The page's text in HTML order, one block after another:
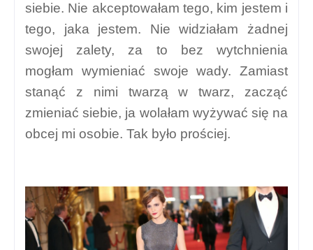
siebie. Nie akceptowałam tego, kim jestem i
tego, jaka jestem. Nie widziałam żadnej
swojej zalety, za to bez wytchnienia
mogłam wymieniać swoje wady. Zamiast
stanąć z nimi twarzą w twarz, zacząć
zmieniać siebie, ja wolałam wyżywać się na
obcej mi osobie. Tak było prościej.